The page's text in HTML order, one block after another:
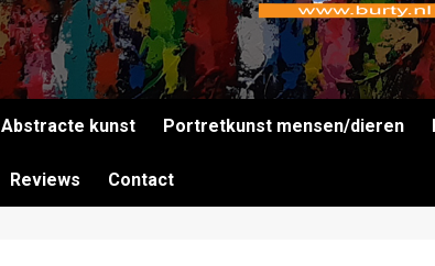
Abstracte kunst Portretkunst mensen/dieren
Reviews Contact